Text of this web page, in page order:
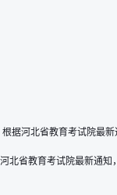
河北省教育考试院最
省教育考试院最新通